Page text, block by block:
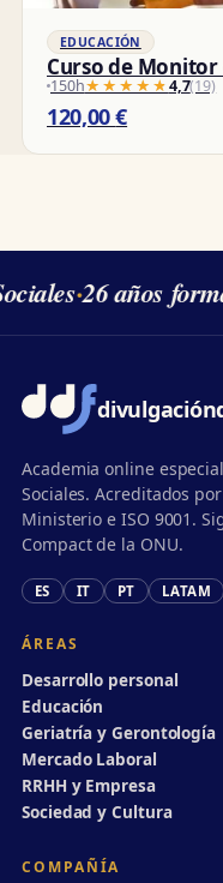
EDUCACIÓN
Curso de Monitor
150h★★★★★
★★★★★4,7(19)
120,00€
·26 años
divulgación
Academia online
Sociales. Acreditados
Ministerio e ISO 9001.
Compact de la ONU.
ES IT PT LATAM
ÁREAS
Desarrollo personal
Educación
Geriatría y Gerontología
Mercado Laboral
RRHH y Empresa
Sociedad y Cultura
COMPAÑÍA